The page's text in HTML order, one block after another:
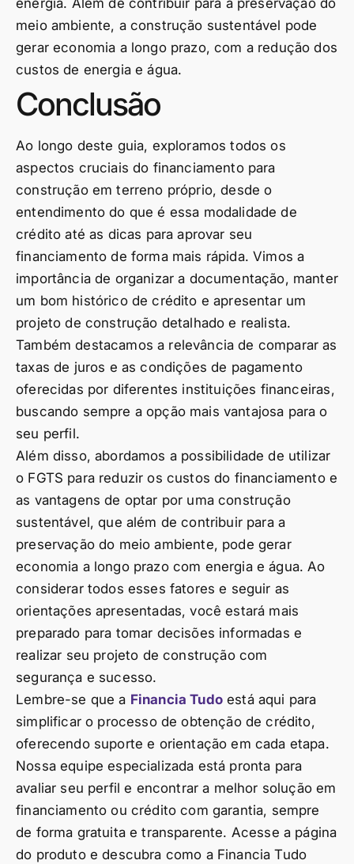
energia. Além de contribuir para a preservação do
meio ambiente, a construção sustentável pode
gerar economia a longo prazo, com a redução dos
custos de energia e água.
Conclusão
Ao longo deste guia, exploramos todos os
aspectos cruciais do financiamento para
construção em terreno próprio, desde o
entendimento do que é essa modalidade de
crédito até as dicas para aprovar seu
financiamento de forma mais rápida. Vimos a
importância de organizar a documentação, manter
um bom histórico de crédito e apresentar um
projeto de construção detalhado e realista.
Também destacamos a relevância de comparar as
taxas de juros e as condições de pagamento
oferecidas por diferentes instituições financeiras,
buscando sempre a opção mais vantajosa para o
seu perfil.
Além disso, abordamos a possibilidade de utilizar
o FGTS para reduzir os custos do financiamento e
as vantagens de optar por uma construção
sustentável, que além de contribuir para a
preservação do meio ambiente, pode gerar
economia a longo prazo com energia e água. Ao
considerar todos esses fatores e seguir as
orientações apresentadas, você estará mais
preparado para tomar decisões informadas e
realizar seu projeto de construção com
segurança e sucesso.
Lembre-se que a Financia Tudoestá aqui para
simplificar o processo de obtenção de crédito,
oferecendo suporte e orientação em cada etapa.
Nossa equipe especializada está pronta para
avaliar seu perfil e encontrar a melhor solução em
financiamento ou crédito com garantia, sempre
de forma gratuita e transparente. Acesse a página
do produto e descubra como a Financia Tudo